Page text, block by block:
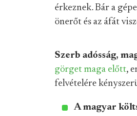
érkeznek. Bár a
önerőt és az áfát
Szerb adósság,
görget maga előtt,
felvételére
A magyar